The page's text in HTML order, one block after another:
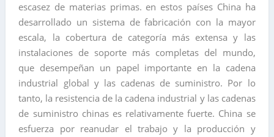
escasez de materias primas. en estos países China ha
desarrollado un sistema de fabricación con la mayor
escala, la cobertura de categoría más extensa y las
instalaciones de soporte más completas del mundo,
que desempeñan un papel importante en la cadena
industrial global y las cadenas de suministro. Por lo
tanto, la resistencia de la cadena industrial y las cadenas
de suministro chinas es relativamente fuerte. China se
esfuerza por reanudar el trabajo y la producción y